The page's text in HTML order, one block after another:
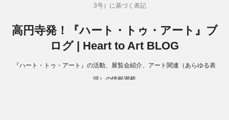
3号）に基づく表記
高円寺発！『ハート・トゥ・アート』ブ
ログ | Heart to Art BLOG
『ハート・トゥ・アート』の活動、展覧会紹介、アート関連（あらゆる表
現）の情報満載